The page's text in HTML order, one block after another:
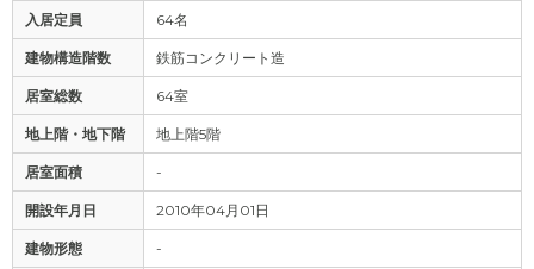
入居定員 64名
建物構造階数 鉄筋コンクリート造
居室総数 64室
地上階・地下階 地上階5階
居室面積 -
開設年月日 2010年04月01日
建物形態 -